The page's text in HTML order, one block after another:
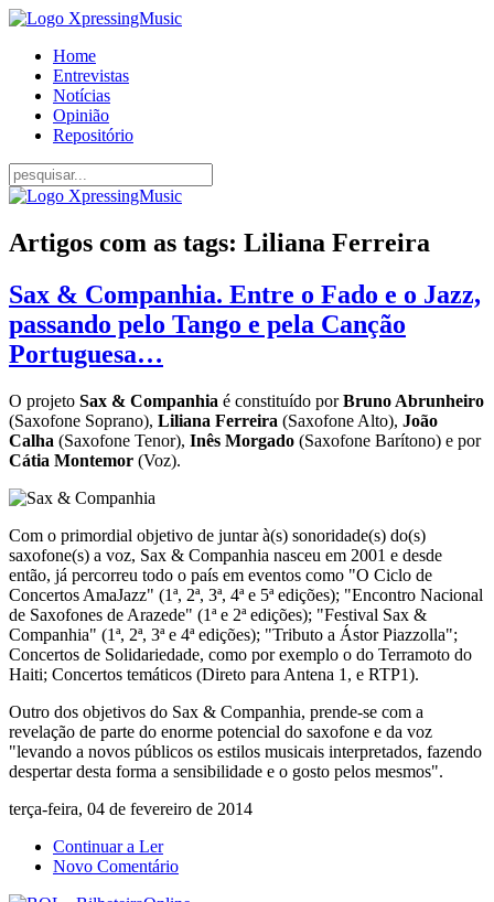
Home
Entrevistas
Notícias
Opinião
Repositório
Artigos com as tags: Liliana Ferreira
Sax & Companhia. Entre o Fado e o Jazz,
passando pelo Tango e pela Canção
Portuguesa…
O projeto Sax & Companhia é constituído porBruno Abrunheiro
(Saxofone Soprano), Liliana Ferreira (Saxofone Alto), João
Calha (Saxofone Tenor), Inês Morgado (Saxofone Barítono) e por
Cátia Montemor (Voz).
Com o primordial objetivo de juntar à(s) sonoridade(s) do(s)
saxofone(s) a voz, Sax & Companhia nasceu em 2001 e desde
então, já percorreu todo o país em eventos como "O Ciclo de
Concertos AmaJazz" (1ª, 2ª, 3ª, 4ª e 5ª edições); "Encontro Nacional
de Saxofones de Arazede" (1ª e 2ª edições); "Festival Sax &
Companhia" (1ª, 2ª, 3ª e 4ª edições); "Tributo a Ástor Piazzolla";
Concertos de Solidariedade, como por exemplo o do Terramoto do
Haiti; Concertos temáticos (Direto para Antena 1, e RTP1).
Outro dos objetivos do Sax & Companhia, prende-se com a
revelação de parte do enorme potencial do saxofone e da voz
"levando a novos públicos os estilos musicais interpretados, fazendo
despertar desta forma a sensibilidade e o gosto pelos mesmos".
terça-feira, 04 de fevereiro de 2014
Continuar a Ler
Novo Comentário